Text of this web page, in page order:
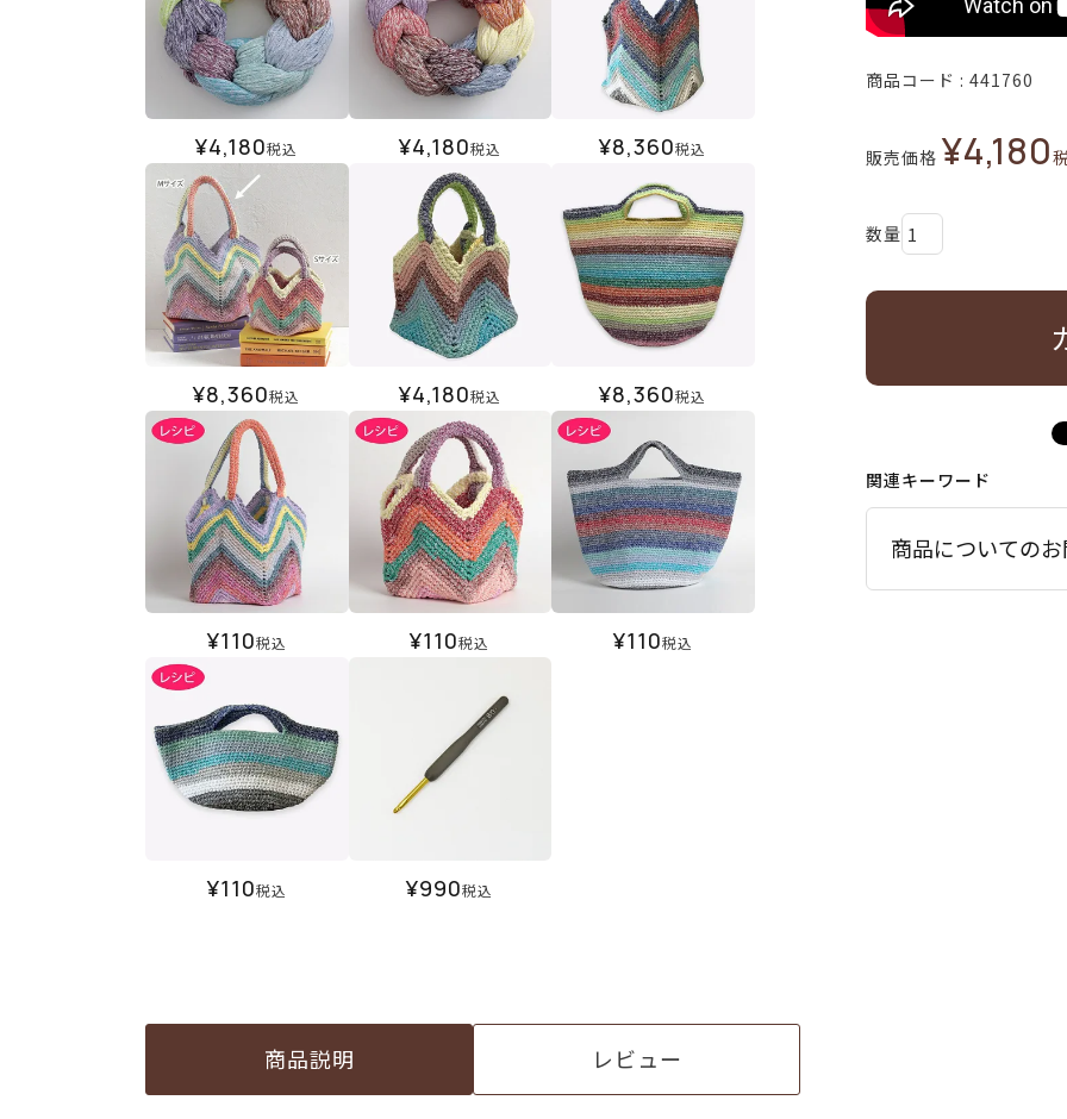
¥4,180税込 ¥4,180税込 ¥8,360税込
¥8,360税込 ¥4,180税込 ¥8,360税込
¥110税込 ¥110税込 ¥110税込
¥110税込 ¥990税込
商品説明 レビュー
商品コード 441760
販売価格 ¥4,180
関連キーワード
商品についての